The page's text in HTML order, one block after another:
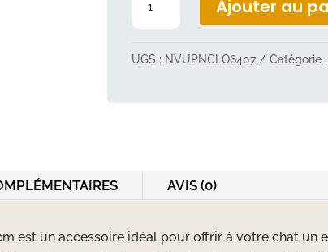
à
coconut
Ajouter au
UGS : NVUPNCLO6407 Catégorie :
AVIS (0)
est un accessoire idéal pour offrir à votre chat un